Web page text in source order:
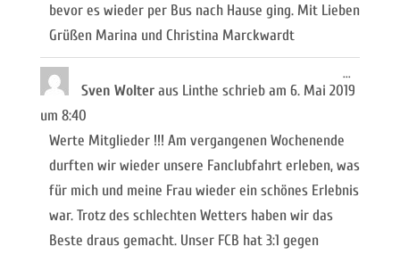
bevor es wieder per Bus nach Hause ging. Mit Lieben
Grüßen Marina und Christina Marckwardt
Sven Wolter aus Linthe schrieb am 6. Mai 2019
um 8:40
Werte Mitglieder !!! Am vergangenen Wochenende
durften wir wieder unsere Fanclubfahrt erleben, was
für mich und meine Frau wieder ein schönes Erlebnis
war. Trotz des schlechten Wetters haben wir das
Beste draus gemacht. Unser FCB hat 3:1 gegen
...
Metabox
ein-/